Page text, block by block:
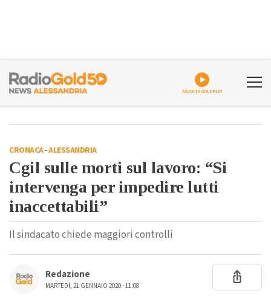
ASCOLTA GOLDPLAY
CRONACA-ALESSANDRIA
Cgil sulle morti sul lavoro: “Si
intervenga per impedire lutti
inaccettabili”
Il sindacato chiede maggiori controlli
Redazione
MARTEDÌ, 21 GENNAIO 2020 - 11:08